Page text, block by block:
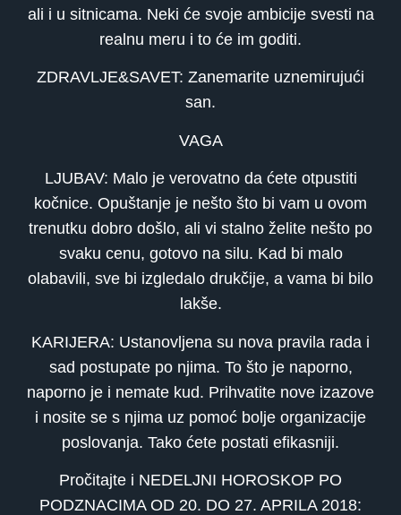
ali i u sitnicama. Neki će svoje ambicije svesti na
realnu meru i to će im goditi.
ZDRAVLJE&SAVET: Zanemarite uznemirujući
san.
VAGA
LJUBAV: Malo je verovatno da ćete otpustiti
kočnice. Opuštanje je nešto što bi vam u ovom
trenutku dobro došlo, ali vi stalno želite nešto po
svaku cenu, gotovo na silu. Kad bi malo
olabavili, sve bi izgledalo drukčije, a vama bi bilo
lakše.
KARIJERA: Ustanovljena su nova pravila rada i
sad postupate po njima. To što je naporno,
naporno je i nemate kud. Prihvatite nove izazove
i nosite se s njima uz pomoć bolje organizacije
poslovanja. Tako ćete postati efikasniji.
Pročitajte i NEDELJNI HOROSKOP PO
PODZNACIMA OD 20. DO 27. APRILA 2018: